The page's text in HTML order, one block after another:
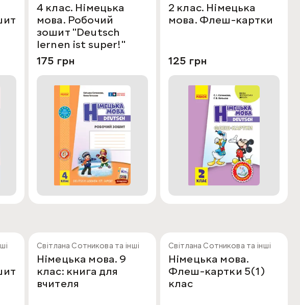
4 клас. Німецька
мова. Робочий
зошит "Deutsch
lernen ist super!"
175 грн
2 клас. Німецька
мова. Флеш-картки
125 грн
Світлана Сотникова та інші
Німецька мова. 9
клас: книга для
вчителя
Світлана Сотникова та інші
Німецька мова.
Флеш-картки 5(1)
клас